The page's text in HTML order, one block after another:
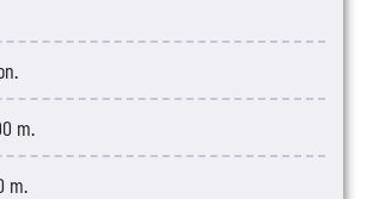
m.
m.